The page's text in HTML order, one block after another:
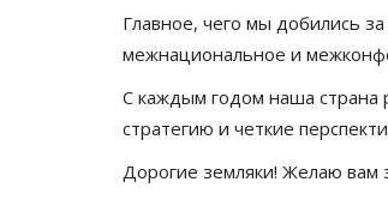
Главное, чего мы добились
межнациональное и
С каждым годом наша страна
стратегию и четкие
Дорогие земляки! Желаю вам